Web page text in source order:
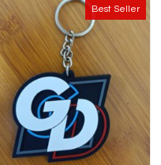
Best Seller